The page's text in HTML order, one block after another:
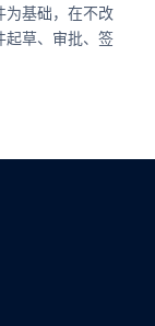
为基础，在不改
起草、审批、签